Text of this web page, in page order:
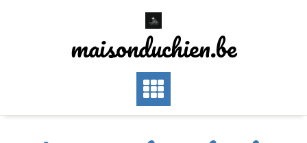
maisonduchien.be